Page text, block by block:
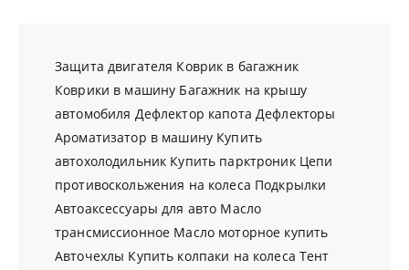
Защита двигателя Коврик в багажник
Коврики в машину Багажник на крышу
автомобиля Дефлектор капота Дефлекторы
Ароматизатор в машину Купить
автохолодильник Купить парктроник Цепи
противоскольжения на колеса Подкрылки
Автоаксессуары для авто Масло
трансмиссионное Масло моторное купить
Авточехлы Купить колпаки на колеса Тент